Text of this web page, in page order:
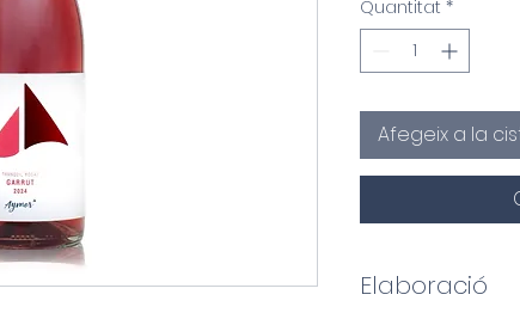
Quantitat *
Afegeix a la
Elaboració